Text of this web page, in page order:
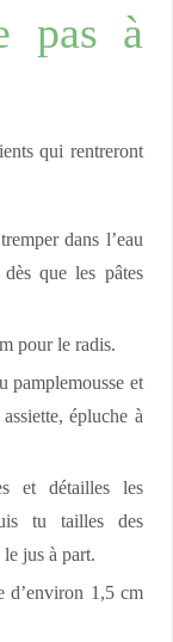
pas à
qui rentreront
dans l’eau
que les pâtes
pour le radis.
pamplemousse et
épluche à
et détailles les
tu tailles des
jus à part.
d’environ 1,5 cm